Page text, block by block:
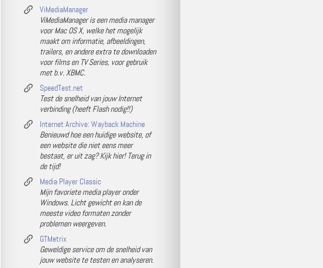
ViMediaManager
ViMediaManager is een media manager
voor Mac OS X, welke het mogelijk
maakt om informatie, afbeeldingen,
trailers, en andere extra te downloaden
voor films en TV Series, voor gebruik
met b.v. XBMC.
SpeedTest.net
Test de snelheid van jouw Internet
verbinding (heeft Flash nodig!!)
Internet Archive: Wayback Machine
Benieuwd hoe een huidige website, of
een website die niet eens meer
bestaat, er uit zag? Kijk hier! Terug in
de tijd!
Media Player Classic
Mijn favoriete media player onder
Windows. Licht gewicht en kan de
meeste video formaten zonder
problemen weergeven.
GTMetrix
Geweldige service om de snelheid van
jouw website te testen en analyseren.